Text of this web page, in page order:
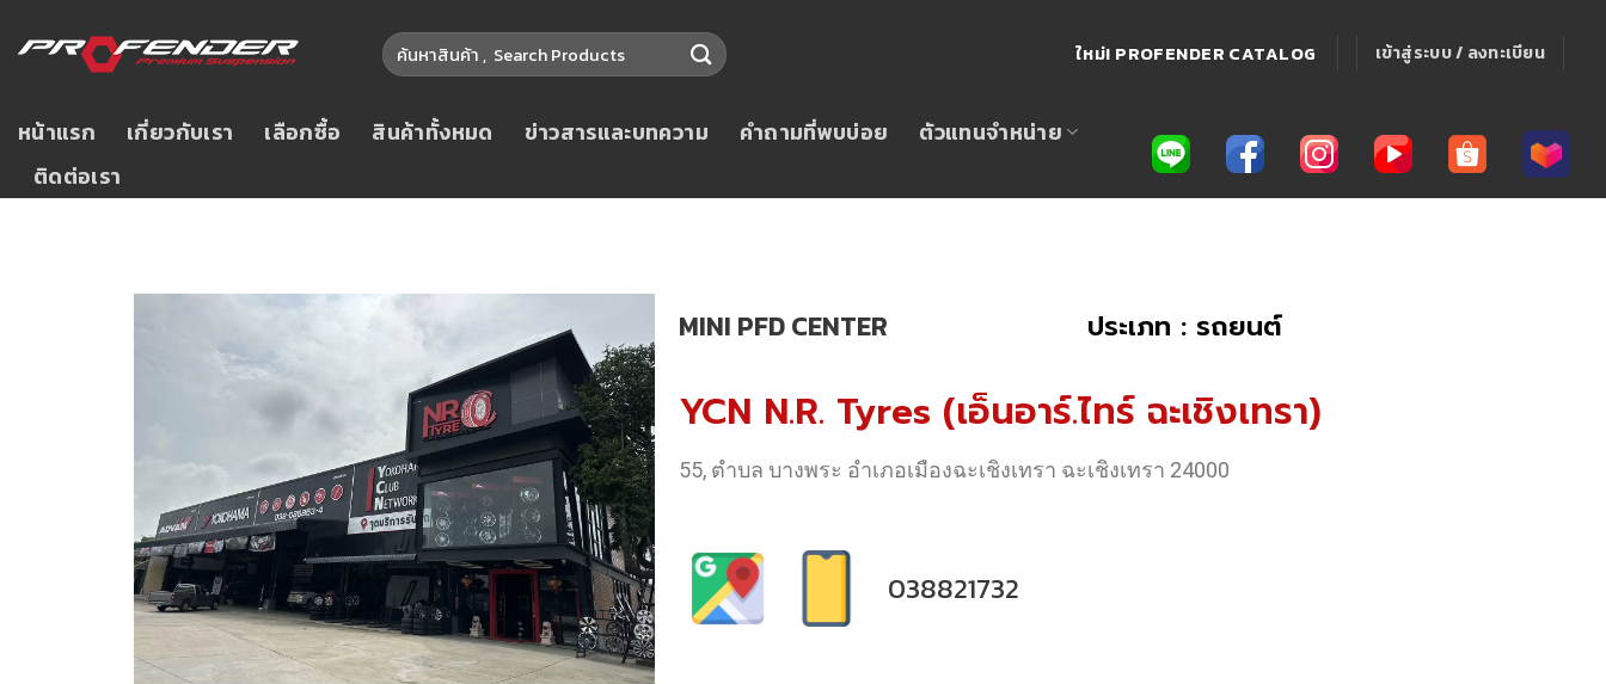
ใหม่! PROFENDER CATALOG เข้าสู่ระบบ / ลงทะเบียน
หน้าแรก เกี่ยวกับเรา เลือกซื้อ สินค้าทั้งหมด ข่าวสารและบทความ คำถามที่พบบ่อย
ตัวแทนจำหน่าย
ติดต่อเรา
MINI PFD CENTER ประเภท : รถยนต์
YCN N.R. Tyres (เอ็นอาร์.ไทร์ ฉะเชิงเทรา)
55, ตำบล บางพระ อำเภอเมืองฉะเชิงเทรา ฉะเชิงเทรา 24000
038821732